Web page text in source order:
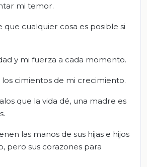
mi temor.
que cualquier cosa es posible si
y mi fuerza a cada momento.
los cimientos de mi crecimiento.
que la vida dé, una madre es
las manos de sus hijas e hijos
pero sus corazones para